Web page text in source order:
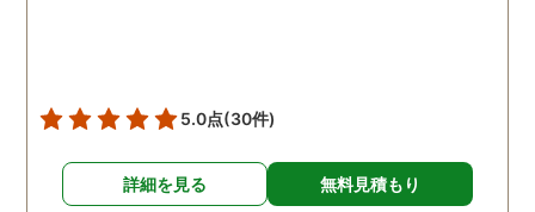
5.0点(30件)
詳細を見る 無料見積もり